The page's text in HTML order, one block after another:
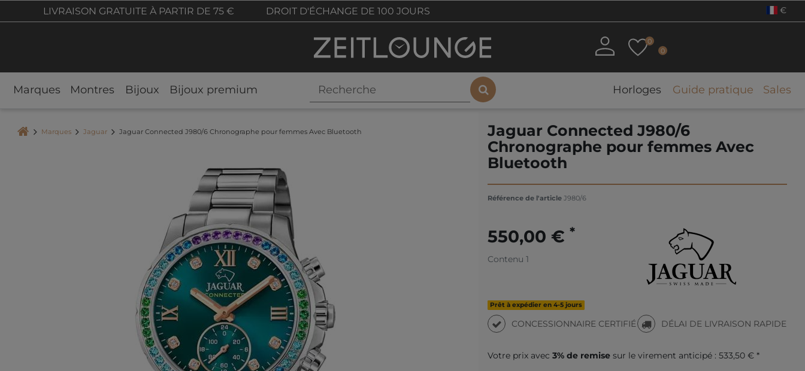
LIVRAISON GRATUITE À PARTIR DE 75 € DROIT D'ÉCHANGE DE 100 JOURS €
0
0
Marques Montres Bijoux Bijoux premium Horloges Guide pratique Sales
Marques Jaguar Jaguar Connected J980/6 Chronographe pour femmes Avec Bluetooth
Jaguar Connected J980/6
Chronographe pour femmes Avec
Bluetooth
Référence de l'article J980/6
550,00 € *
Contenu 1
Prêt à expédier en 4-5 jours
CONCESSIONNAIRE CERTIFIÉ DÉLAI DE LIVRAISON RAPIDE
Votre prix avec 3% de remise sur le virement anticipé : 533,50 € *